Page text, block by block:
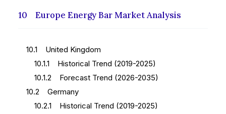
10 Europe Energy Bar Market Analysis
10.1 United Kingdom
10.1.1 Historical Trend (2019-2025)
10.1.2 Forecast Trend (2026-2035)
10.2 Germany
10.2.1 Historical Trend (2019-2025)